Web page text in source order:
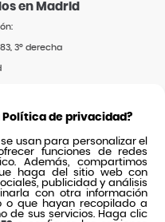
en Madrid
3º derecha
Actualidad
Clientes
Contacto
Política de privacidad?
usan para personalizar el
funciones de redes
Además, compartimos
haga del sitio web con
publicidad y análisis
con otra información
o que hayan recopilado a
de sus servicios. Haga clic